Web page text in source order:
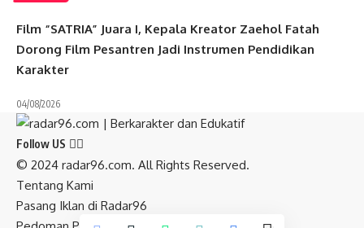
Film “SATRIA” Juara I, Kepala Kreator Zaehol Fatah
Dorong Film Pesantren Jadi Instrumen Pendidikan
Karakter
04/08/2026
Follow US
© 2024 radar96.com. All Rights Reserved.
Tentang Kami
Pasang Iklan di Radar96